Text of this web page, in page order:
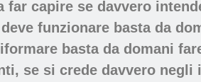
capire se davvero
funzionare basta da
basta da domani
se si crede davvero